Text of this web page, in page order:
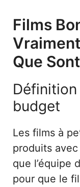
Films
Que
budget
Les films à
produits avec
que l’équipe
pour que le